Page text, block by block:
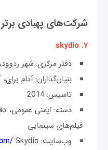
شرکت‌های پهبادی برتر
۷. skydio
دفتر مرکزی: شهر ردوود،
بنیان‌گذاران: آدام
تاسیس: 2014
دسته: ایمنی عمومی،
فیلم‌های سینمایی
وب‌سایت: Skydio